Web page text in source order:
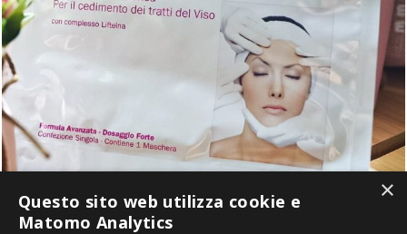
×
Questo sito web utilizza cookie e
Matomo Analytics